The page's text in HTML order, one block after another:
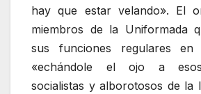
hay que estar velando». El
miembros de la Uniformada
sus funciones regulares
«echándole el ojo a esos
socialistas y alborotosos de la